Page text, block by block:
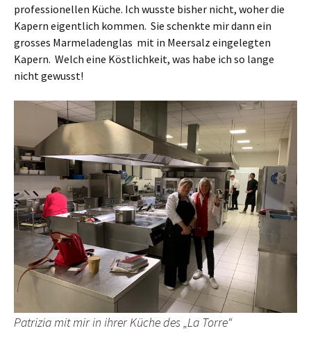
professionellen Küche. Ich wusste bisher nicht, woher die
Kapern eigentlich kommen. Sie schenkte mir dann ein
grosses Marmeladenglas mit in Meersalz eingelegten
Kapern. Welch eine Köstlichkeit, was habe ich so lange
nicht gewusst!
Patrizia mit mir in ihrer Küche des „La Torre“